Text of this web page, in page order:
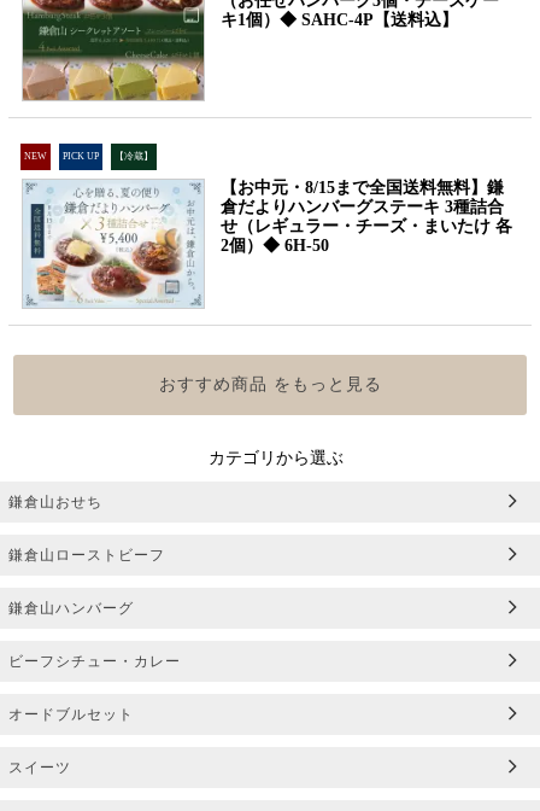
キ1個）◆ SAHC-4P【送料込】
NEW PICK UP 【冷蔵】
【お中元・8/15まで全国送料無料】鎌
倉だよりハンバーグステーキ 3種詰合
せ（レギュラー・チーズ・まいたけ 各
2個）◆ 6H-50
おすすめ商品 をもっと見る
カテゴリから選ぶ
鎌倉山おせち
鎌倉山ローストビーフ
鎌倉山ハンバーグ
ビーフシチュー・カレー
オードブルセット
スイーツ